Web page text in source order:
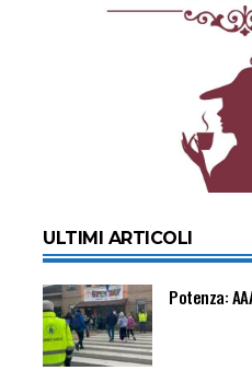
ULTIMI ARTICOLI
Potenza: